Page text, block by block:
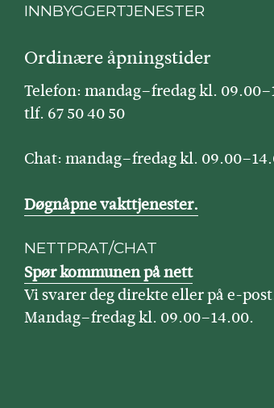
INNBYGGERTJENESTER
Ordinære åpningstider
Telefon: mandag–fredag kl.
tlf. 67 50 40 50
Chat: mandag–fredag kl.
Døgnåpne vakttjenester.
NETTPRAT/CHAT
Spør kommunen på nett
Vi svarer deg direkte eller på e-
Mandag–fredag kl. 09.00–14.00.